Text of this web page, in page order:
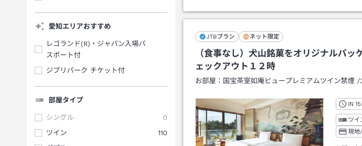
愛知エリアおすすめ
レゴランド(R)・ジャパン入場パ
スポート付
ジブリパーク チケット付
部屋タイプ
シングル
0
ツイン
110
JTBプラン ネット限定
（食事なし）犬山銘菓をオリジナルパッ
ェックアウト１２時
お部屋： 国宝茶室如庵ビュープレミアムツイン禁煙/
IN
ツイ
現地